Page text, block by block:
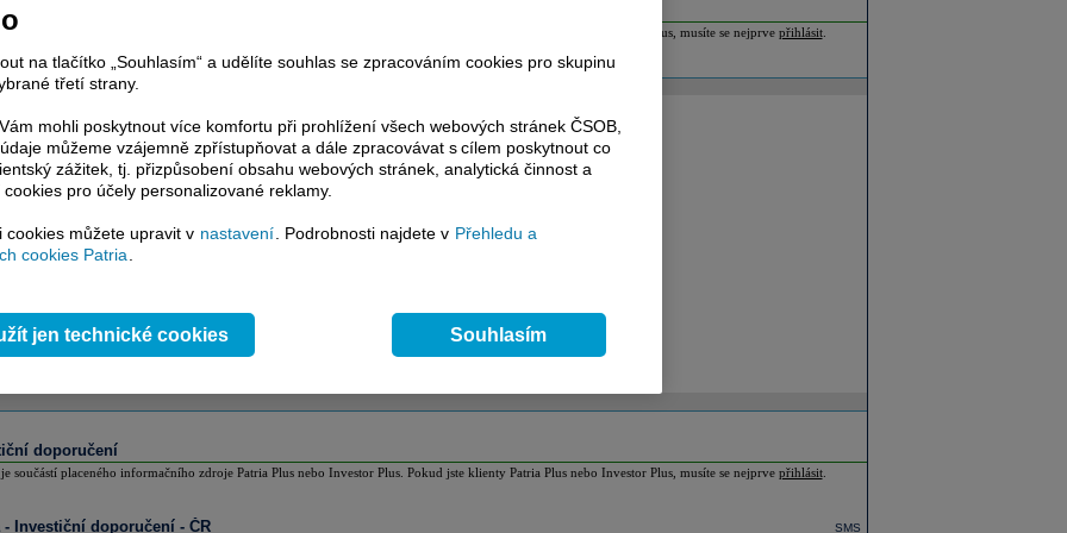
odhad analytiků
součástí placeného informačního zdroje Patria Plus nebo Investor Plus. Pokud jste klienty Patria Plus nebo Investor Plus, musíte se nejprve přihlásit.
doporučení
součástí placeného informačního zdroje Patria Plus nebo Investor Plus. Pokud jste klienty Patria Plus nebo Investor Plus, musíte se nejprve přihlásit.
SMS
- Investiční doporučení - ČR
na tlačítko „Souhlasím“ a udělíte souhlas se zpracováním cookies pro skupinu
třetí strany.
mohli poskytnout více komfortu při prohlížení všech webových stránek ČSOB,
můžeme vzájemně zpřístupňovat a dále zpracovávat s cílem poskytnout co
zážitek, tj. přizpůsobení obsahu webových stránek, analytická činnost a
pro účely personalizované reklamy.
cookies můžete upravit v nastavení . Podrobnosti najdete v Přehledu a
cookies Patria
jen technické cookies Souhlasím